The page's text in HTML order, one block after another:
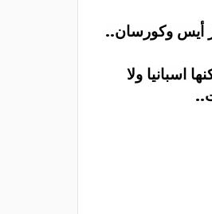
أيس وكورسان..
اسبانيا ولا
..